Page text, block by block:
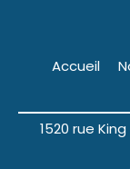
Accueil
1520 rue
T :